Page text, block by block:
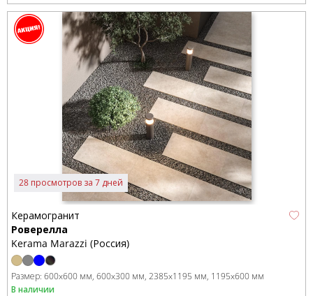
28 просмотров за 7 дней
Керамогранит
Роверелла
Kerama Marazzi (Россия)
Размер: 600x600 мм 600x300 мм 2385x1195 мм 1195x600 мм
В наличии